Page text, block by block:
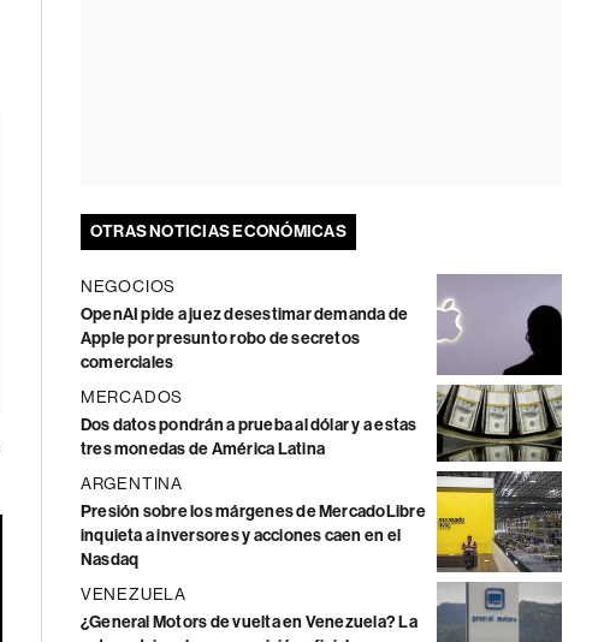
OTRAS NOTICIAS ECONÓMICAS
NEGOCIOS
OpenAI pide a juez desestimar demanda de
Apple por presunto robo de secretos
comerciales
MERCADOS
Dos datos pondrán a prueba al dólar y a estas
tres monedas de América Latina
ARGENTINA
Presión sobre los márgenes de MercadoLibre
inquieta a inversores y acciones caen en el
Nasdaq
VENEZUELA
¿General Motors de vuelta en Venezuela? La